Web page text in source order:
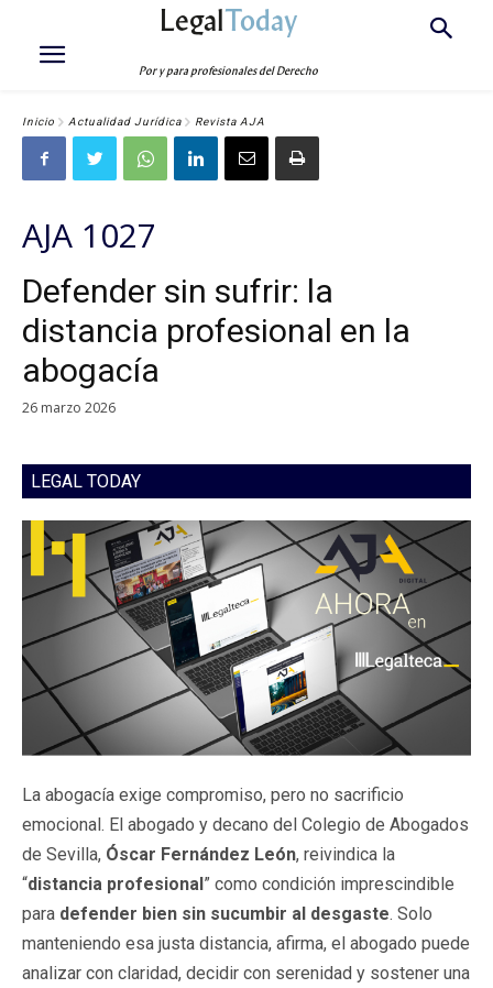
LegalToday
Por y para profesionales del Derecho
Inicio Actualidad Jurídica Revista AJA
AJA 1027
Defender sin sufrir: la
distancia profesional en la
abogacía
26 marzo 2026
LEGAL TODAY
La abogacía exige compromiso, pero no sacrificio
emocional. El abogado y decano del Colegio de Abogados
de Sevilla, Óscar Fernández León, reivindica la
“distancia profesional” como condición imprescindible
para defender bien sin sucumbir al desgaste. Solo
manteniendo esa justa distancia, afirma, el abogado puede
analizar con claridad, decidir con serenidad y sostener una